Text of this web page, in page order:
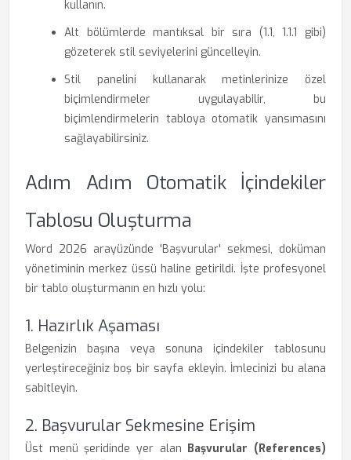
kullanın.
Alt bölümlerde mantıksal bir sıra (1.1, 1.1.1 gibi)
gözeterek stil seviyelerini güncelleyin.
Stil panelini kullanarak metinlerinize özel
biçimlendirmeler uygulayabilir, bu
biçimlendirmelerin tabloya otomatik yansımasını
sağlayabilirsiniz.
Adım Adım Otomatik İçindekiler
Tablosu Oluşturma
Word 2026 arayüzünde 'Başvurular' sekmesi, doküman
yönetiminin merkez üssü haline getirildi. İşte profesyonel
bir tablo oluşturmanın en hızlı yolu:
1. Hazırlık Aşaması
Belgenizin başına veya sonuna içindekiler tablosunu
yerleştireceğiniz boş bir sayfa ekleyin. İmlecinizi bu alana
sabitleyin.
2. Başvurular Sekmesine Erişim
Üst menü şeridinde yer alan Başvurular (References)